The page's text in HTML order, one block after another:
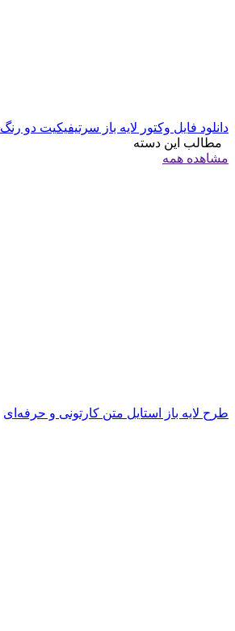
دانلود فایل وکتور لایه باز سرتیفیکیت دو رنگ
مطالب این دسته
مشاهده همه
طرح لایه باز استایل متن کارتونی و حرفه‌ای